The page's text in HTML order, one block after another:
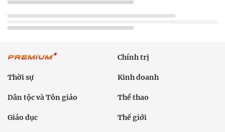
Chính trị
Thời sự Kinh doanh
Dân tộc và Tôn giáo Thể thao
Giáo dục Thế giới